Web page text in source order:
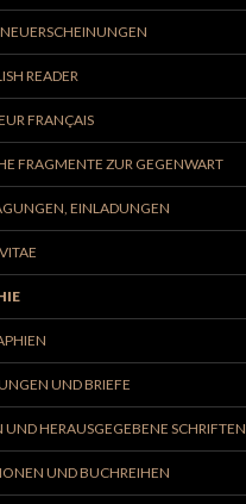
READER
FRANÇAIS
FRAGMENTE ZUR GEGENWART
EINLADUNGEN
UND BRIEFE
HERAUSGEGEBENE SCHRIFTEN
UND BUCHREIHEN